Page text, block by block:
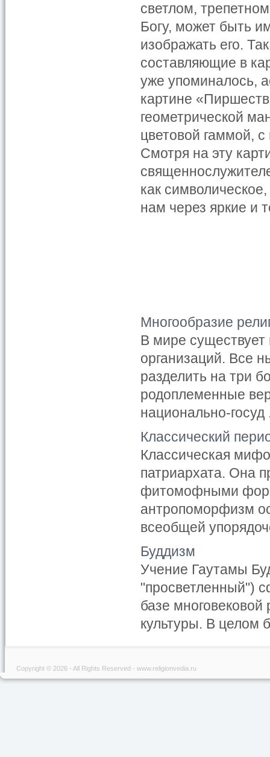
светлом,
Богу, может быть
изображать его.
составляющие в
уже упоминалось,
картине
геометрической
цветовой гаммой,
Смотря на эту
как
нам через яркие и
Многообразие
В мире существует
организаций. Все
разделить на три
родоплеменные
национально-госуд
Классический
Классическая
патриархата. Она
фитомофными
антропоморфизм
всеобщей
Буддизм
Учение Гаутамы
"просветленный")
базе
культуры. В целом
Copyright © 2026 - All Rights Reserved - www.religionvedia.ru